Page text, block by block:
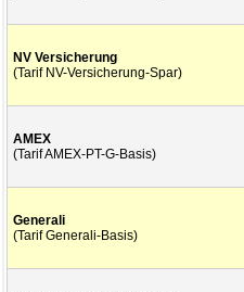
NV Versicherung
(Tarif NV-Versicherung-Spar)
AMEX
(Tarif AMEX-PT-G-Basis)
Generali
(Tarif Generali-Basis)